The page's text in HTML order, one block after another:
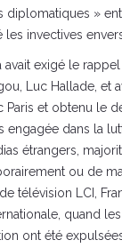
diplomatiques »
invectives
avait exigé le
Luc Hallade, et
et obtenu le
engagée dans la
étrangers,
ou de
télévision LCI,
quand
ont été